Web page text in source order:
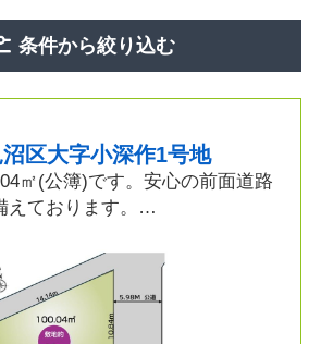
条件から絞り込む
区大字小深作1号地
㎡(公簿)です。安心の前面道路
ております。